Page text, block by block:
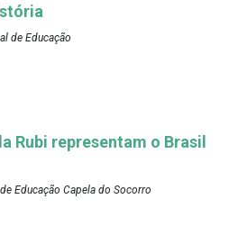
de Educação
Rubi representam o Brasil
Educação Capela do Socorro